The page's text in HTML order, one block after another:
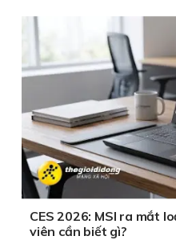
CES 2026: MSI ra mắt
viên cần biết gì?